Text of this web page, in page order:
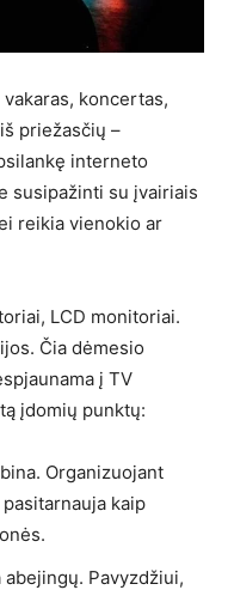
koncertas,
priežasčių –
interneto
susipažinti su įvairiais
reikia vienokio ar
LCD monitoriai.
Čia dėmesio
į TV
įdomių punktų:
Organizuojant
kaip
Pavyzdžiui,